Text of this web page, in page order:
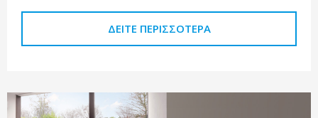
ΔΕΊΤΕ ΠΕΡΙΣΣΌΤΕΡΑ